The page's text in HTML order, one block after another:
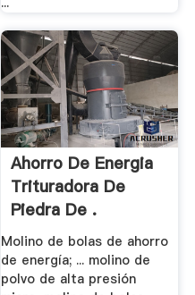
Ahorro De Energia
Trituradora De
Piedra De .
Molino de bolas de ahorro
de energía; ... molino de
polvo de alta presión